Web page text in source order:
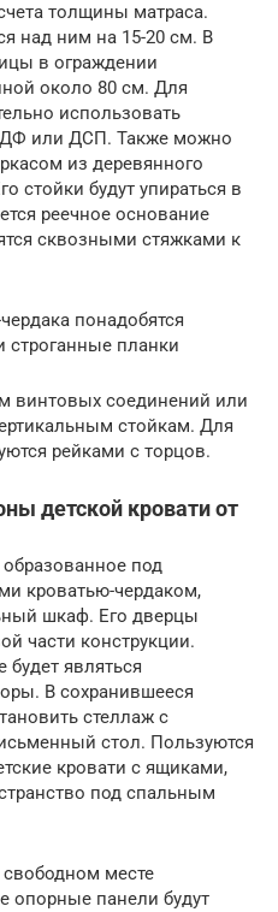
толщины матраса.
над ним на 15-20 см. В
в ограждении
около 80 см. Для
использовать
или ДСП. Также можно
из деревянного
стойки будут упираться в
реечное основание
сквозными стяжками к
понадобятся
строганные планки
винтовых соединений или
стойкам. Для
рейками с торцов.
детской кровати от
под
кроватью-чердаком,
шкаф. Его дверцы
части конструкции.
будет являться
В сохранившееся
стеллаж с
стол. Пользуются
кровати с ящиками,
под спальным
месте
панели будут